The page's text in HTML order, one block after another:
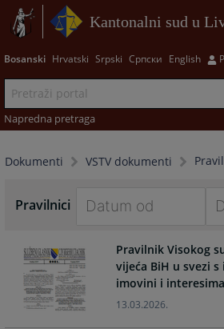
Kantonalni sud u
Bosanski Hrvatski Srpski Српски English
Napredna pretraga
Dokumenti VSTV dokumenti
Pravilnici
forward
to
interact
with
to
Pravilnik Visokog
vijeća BiH u svezi
imovini i interesima
13.03.2026.